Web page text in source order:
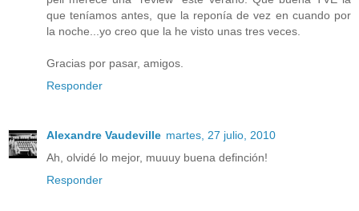
que teníamos antes, que la reponía de vez en cuando por
la noche...yo creo que la he visto unas tres veces.
Gracias por pasar, amigos.
Responder
Alexandre Vaudeville martes, 27 julio, 2010
Ah, olvidé lo mejor, muuuy buena definción!
Responder